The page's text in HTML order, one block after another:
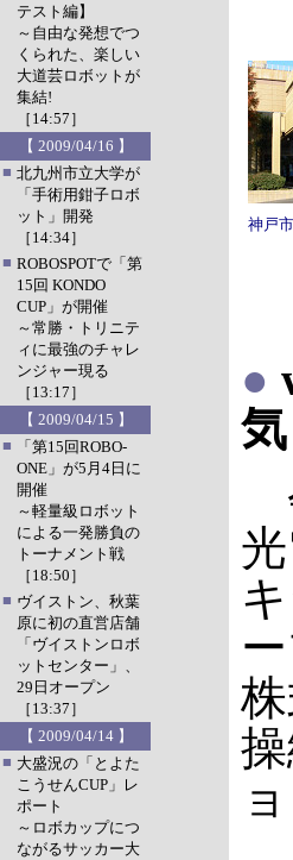
テスト編】
～自由な発想でつ
くられた、楽しい
大道芸ロボットが
集結!
［14:57］
【 2009/04/16 】
■ 北九州市立大学が
「手術用鉗子ロボ
ット」開発
［14:34］
■ ROBOSPOTで「第
15回 KONDO
CUP」が開催
～常勝・トリニテ
ィに最強のチャレ
ンジャー現る
［13:17］
【 2009/04/15 】
■
「第15回ROBO-
ONE」が5月4日に
開催
～軽量級ロボット
による一発勝負の
トーナメント戦
［18:50］
■ ヴイストン、秋葉
原に初の直営店舗
「ヴイストンロボ
ットセンター」、
29日オープン
［13:37］
【 2009/04/14 】
■ 大盛況の「とよた
こうせんCUP」レ
ポート
～ロボカップにつ
ながるサッカー大
神戸
●
気